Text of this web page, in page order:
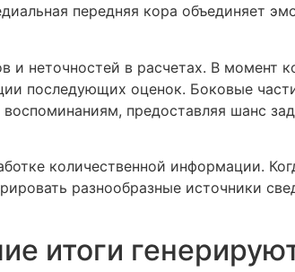
передняя кора объединяет
неточностей в расчетах. В момент
последующих оценок. Боковые
предоставляя шанс
количественной информации.
разнообразные источники
итоги